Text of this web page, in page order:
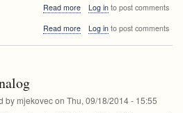
Read moreabout
2014
Log into post comments
Read moreabout
Log into post comments
by mjekovecon Thu, 09/18/2014 - 15:55